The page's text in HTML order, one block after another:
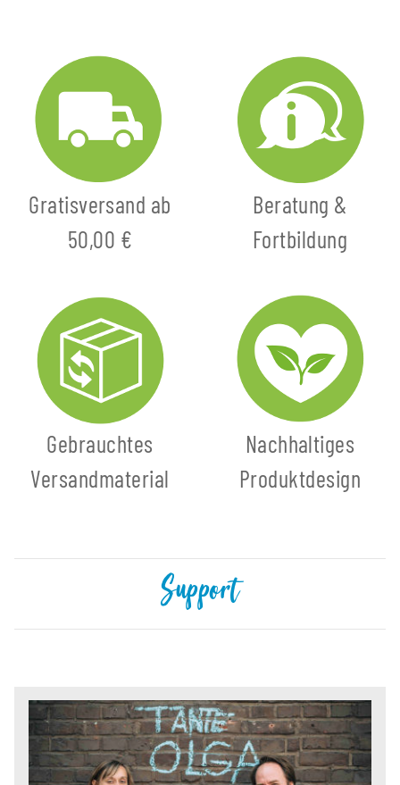
Gratisversand ab
50,00 €
Beratung &
Fortbildung
Gebrauchtes
Versandmaterial
Nachhaltiges
Produktdesign
Support